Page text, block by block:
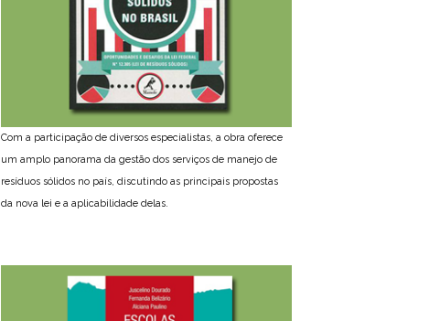
Com a participação de diversos especialistas, a obra oferece
um amplo panorama da gestão dos serviços de manejo de
resíduos sólidos no país, discutindo as principais propostas
da nova lei e a aplicabilidade delas.